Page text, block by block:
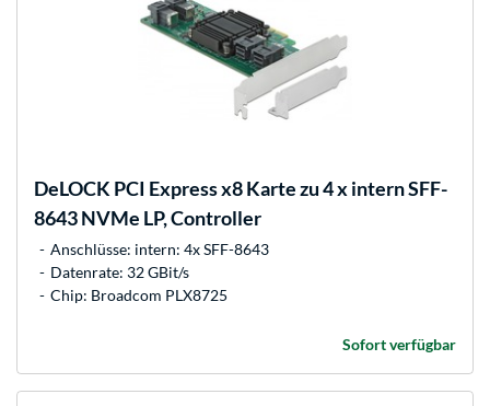
DeLOCK PCI Express x8 Karte zu 4 x intern SFF-
8643 NVMe LP, Controller
Anschlüsse: intern: 4x SFF-8643
Datenrate: 32 GBit/s
Chip: Broadcom PLX8725
Sofort verfügbar